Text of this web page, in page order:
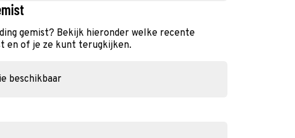
gemist? Bekijk hieronder welke recente
en of je ze kunt terugkijken.
beschikbaar